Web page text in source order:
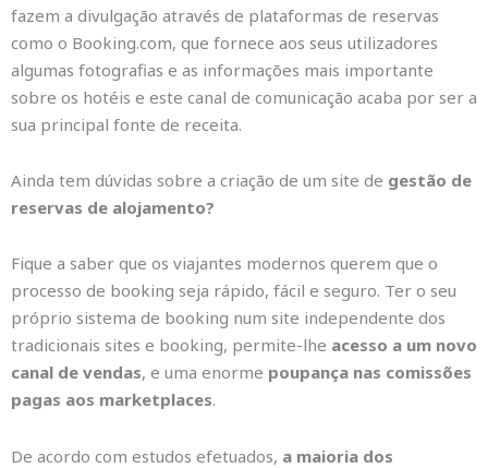
fazem a divulgação através de plataformas de reservas
como o Booking.com, que fornece aos seus utilizadores
algumas fotografias e as informações mais importante
sobre os hotéis e este canal de comunicação acaba por ser a
sua principal fonte de receita.
Ainda tem dúvidas sobre a criação de um site de gestão de
reservas de alojamento?
Fique a saber que os viajantes modernos querem que o
processo de booking seja rápido, fácil e seguro. Ter o seu
próprio sistema de booking num site independente dos
tradicionais sites e booking, permite-lhe acesso a um novo
canal de vendas, e uma enorme poupança nas comissões
pagas aos marketplaces.
De acordo com estudos efetuados, a maioria dos